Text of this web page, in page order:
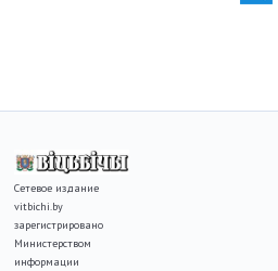
Сетевое издание
vitbichi.by
зарегистрировано
Министерством
информации